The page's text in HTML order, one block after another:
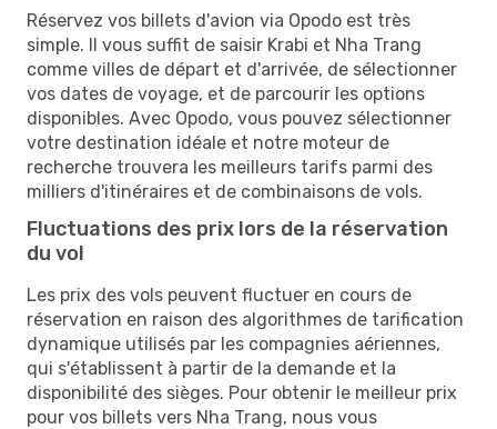
Réservez vos billets d'avion via Opodo est très
simple. Il vous suffit de saisir Krabi et Nha Trang
comme villes de départ et d'arrivée, de sélectionner
vos dates de voyage, et de parcourir les options
disponibles. Avec Opodo, vous pouvez sélectionner
votre destination idéale et notre moteur de
recherche trouvera les meilleurs tarifs parmi des
milliers d'itinéraires et de combinaisons de vols.
Fluctuations des prix lors de la réservation
du vol
Les prix des vols peuvent fluctuer en cours de
réservation en raison des algorithmes de tarification
dynamique utilisés par les compagnies aériennes,
qui s'établissent à partir de la demande et la
disponibilité des sièges. Pour obtenir le meilleur prix
pour vos billets vers Nha Trang, nous vous